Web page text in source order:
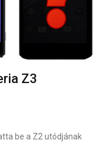
Z3
be a Z2 utódjának